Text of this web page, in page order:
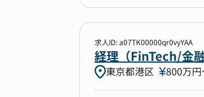
■ キャリアパス
上場準備というダ
＜キャリアイメー
・異なる領域や職
・部門や領域を横
• 月次決算のキャッ
• 証憑管理・仕訳
• 経理レポートの型
求人ID: a07TK00000qr0vyYAA
経理（FinTech/金
東京都港区 800万